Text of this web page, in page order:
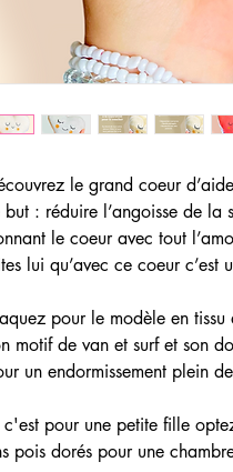
le grand coeur
but : réduire l’angoisse de
le coeur avec tout
lui qu’avec ce coeur c’est
pour le modèle en
motif de van et surf et son
un endormissement plein
c'est pour une petite fille
pois dorés pour une